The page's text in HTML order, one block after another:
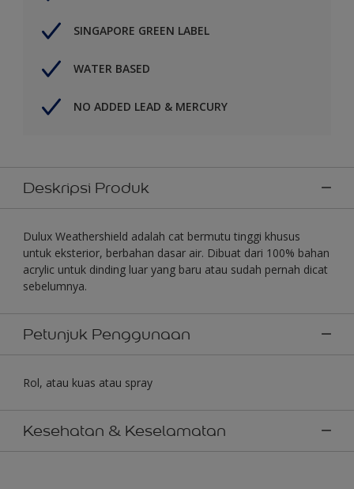
SINGAPORE GREEN LABEL
WATER BASED
NO ADDED LEAD & MERCURY
Deskripsi Produk
Dulux Weathershield adalah cat bermutu tinggi khusus
untuk eksterior, berbahan dasar air. Dibuat dari 100% bahan
acrylic untuk dinding luar yang baru atau sudah pernah dicat
sebelumnya.
Petunjuk Penggunaan
Rol, atau kuas atau spray
Kesehatan & Keselamatan